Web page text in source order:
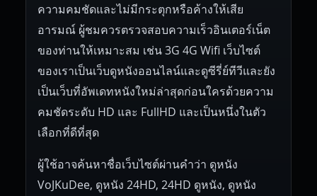
ความคมชัดและไม่มีกระตุกหรือค้างให้เสีย
อารมณ์ ผู้ชมควรตรวจสอบความเร็วอินเตอร์เน็ต
ของท่านให้เหมาะสม เช่น 3G 4G Wifi เว็บไซต์
ของเราเป็นเว็บดูหนังออนไลน์และดูซีรี่ย์ทีวีและยัง
เป็นเว็บที่อัพเดทหนังใหม่ล่าสุดก่อนใครด้วยความ
คมชัดระดับ HD และ FullHD และเป็นหนึ่งในตัว
เลือกที่ดีที่สุด
ผู้ใช้อาจค้นหาชื่อเว็บไซต์ผ่านคำว่า ดูหนัง
VoJKuDee, ดูหนัง 24HD, 24HD ดูหนัง, ดูหนัง